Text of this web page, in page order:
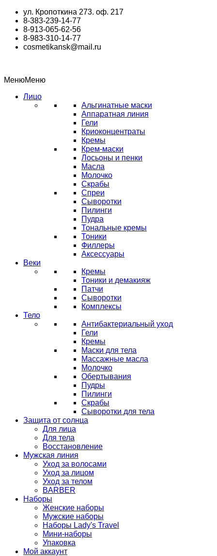
Перейти
содержимому
ул. Кропоткина 273. оф. 217
8-383-239-14-77
8-913-065-62-56
8-983-310-14-77
cosmetikansk@mail.ru
МенюМеню
Лицо
Альгинатные маски
Аппаратная линия
Гели
Криоконцентраты
Кремы
Крем-маски
Лосьоны и пенки
Масла
Молочко
Скрабы
Спреи
Сыворотки
Пилинги
Пудра
Тональные кремы
Тоники
Филлеры
Аксессуары
Веки
Кремы
Тоники и демакияж
Патчи
Сыворотки
Комплексы
Тело
Антибактериальный уход
Гели
Кремы
Маски для тела
Массажные масла
Молочко
Обертывания
Пудры
Пилинги
Скрабы
Сыворотки для тела
Защита от солнца
Для лица
Для тела
Восстановление
Мужская линия
Уход за волосами
Уход за лицом
Уход за телом
BARBER
Наборы
Женские наборы
Мужские наборы
Наборы Lady's Travel
Мини-наборы
Упаковка
Мой аккаунт